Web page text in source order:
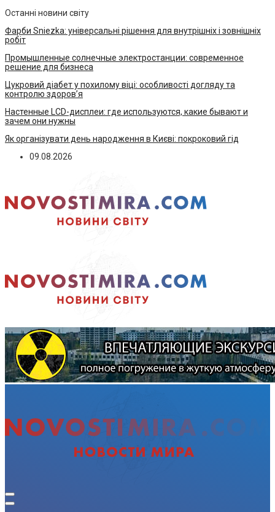
Останні новини світу
Фарби Sniezka: універсальні рішення для внутрішніх і зовнішніх
робіт
Промышленные солнечные электростанции: современное
решение для бизнеса
Цукровий діабет у похилому віці: особливості догляду та
контролю здоров’я
Настенные LCD-дисплеи: где используются, какие бывают и
зачем они нужны
Як організувати день народження в Києві: покроковий гід
09.08.2026